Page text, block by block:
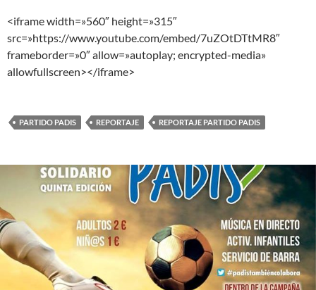
<iframe width=»560″ height=»315″
src=»https://www.youtube.com/embed/7uZOtDTtMR8″
frameborder=»0″ allow=»autoplay; encrypted-media»
allowfullscreen></iframe>
PARTIDO PADIS REPORTAJE REPORTAJE PARTIDO PADIS